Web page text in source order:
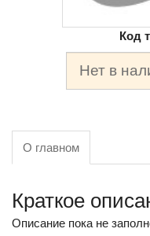
Код
Нет в
О главном
Краткое
Описание пока не